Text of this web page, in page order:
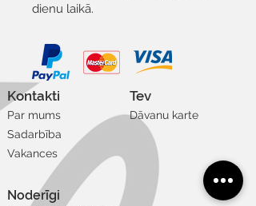
dienu laikā.
Kontakti
Par mums
Sadarbība
Vakances
Tev
Dāvanu karte
Noderīgi